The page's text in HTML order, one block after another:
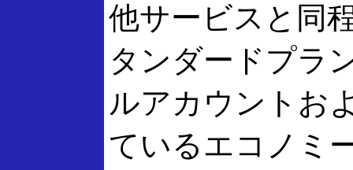
他サービスと同
タンダードプラ
ルアカウントお
ているエコノミ